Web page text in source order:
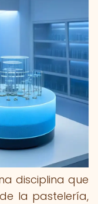
disciplina que
la pastelería,